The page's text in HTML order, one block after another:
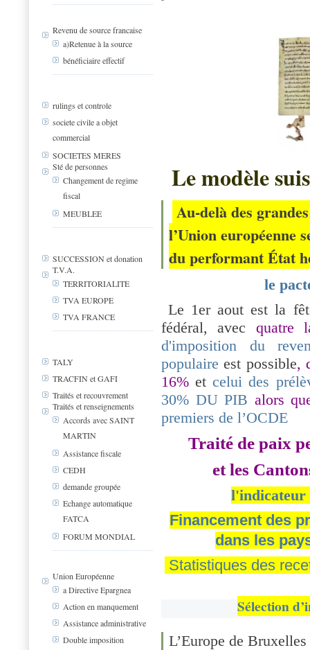
Revenu de source francaise
a)Retenue à la source
bénéficiaire effectif
rulings et controle
societe civile a objet
commercial
SOCIETES MERES
Sté de personnes
Changement de regime
fiscal
MEUBLEE
SUCCESSION et donation
T.V.A.
TERRITORIALITE
TVA EUROPE
TVA FRANCE
TALY
TRACFIN et GAFI
Traités et recouvrement
Traités et renseignements
Accords avec SAINT
MARTIN
Assistance fiscale
CEDH
demande groupée
Echange automatique
FATCA
FORUM MONDIAL
Union Européenne
a Directive Epargnea
Action en manquement
Assistance administrative
Double imposition
Le modèle
Au-delà des
l’Union européenne
du performant État
le
Le 1er aout est la
fédéral, avec quatre
d'imposition du
populaire est possible,
16% et celui des
30% DU PIB alors
premiers de l’OCDE
Traité de paix
et les
l'indicateur
Financement des
dans les
Statistiques des
Sélection
L’Europe de